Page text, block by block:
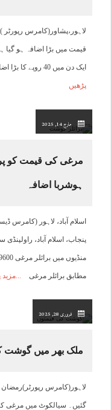
لاہور،پشاور(کامرس
قیمت میں بڑا اضافہ ہو گیا
ایک دن میں 40 روپے کا بڑا اضافہ ہو گیا ہے، مرغی کے نرخ
پڑھیں
مارچ 14, 2025
مرغی کی قیمت کو
ہوشربا اضافہ
اسلام آباد، لاہور (کامرس
پنجاب، اسلام آباد،
مطابق برائلر مرغی مزید
فروری 28, 2025
ملک بھر میں گوشت
لاہور(کامرس